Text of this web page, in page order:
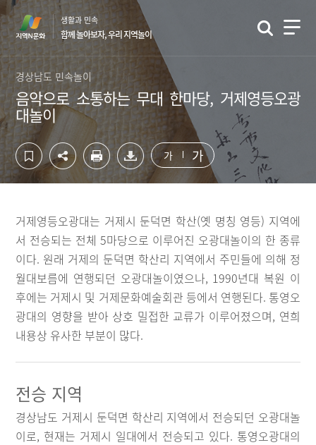
텐
츠
영
역
바
로
가
기
단
영
역
바
로
가
기
생활과 민속
함께 놀아보자, 우리 지역놀이
경상남도 민속놀이
음악으로 소통하는 무대 한마당, 거제영등오광
대놀이
가 가
거제영등오광대는 거제시 둔덕면 학산(옛 명칭 영등) 지역에
서 전승되는 전체 5마당으로 이루어진 오광대놀이의 한 종류
이다. 원래 거제의 둔덕면 학산리 지역에서 주민들에 의해 정
월대보름에 연행되던 오광대놀이였으나, 1990년대 복원 이
후에는 거제시 및 거제문화예술회관 등에서 연행된다. 통영오
광대의 영향을 받아 상호 밀접한 교류가 이루어졌으며, 연희
내용상 유사한 부분이 많다.
전승 지역
경상남도 거제시 둔덕면 학산리 지역에서 전승되던 오광대놀
이로, 현재는 거제시 일대에서 전승되고 있다. 통영오광대의